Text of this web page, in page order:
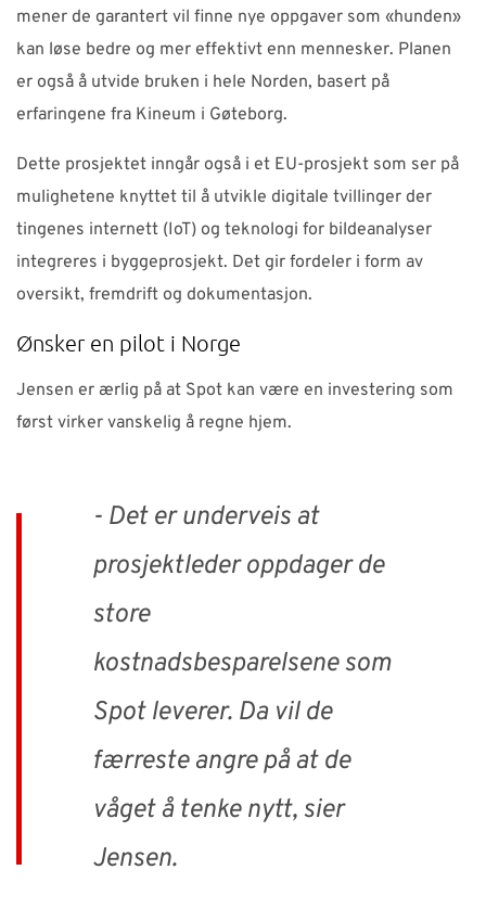
mener de garantert vil finne nye oppgaver som «hunden»
kan løse bedre og mer effektivt enn mennesker. Planen
er også å utvide bruken i hele Norden, basert på
erfaringene fra Kineum i Gøteborg.
Dette prosjektet inngår også i et EU-prosjekt som ser på
mulighetene knyttet til å utvikle digitale tvillinger der
tingenes internett (IoT) og teknologi for bildeanalyser
integreres i byggeprosjekt. Det gir fordeler i form av
oversikt, fremdrift og dokumentasjon.
Ønsker en pilot i Norge
Jensen er ærlig på at Spot kan være en investering som
først virker vanskelig å regne hjem.
- Det er underveis at
prosjektleder oppdager de
store
kostnadsbesparelsene som
Spot leverer. Da vil de
færreste angre på at de
våget å tenke nytt, sier
Jensen.